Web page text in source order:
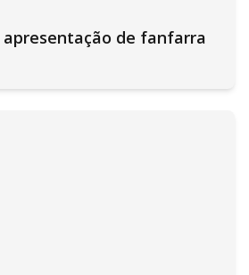
apresentação de fanfarra